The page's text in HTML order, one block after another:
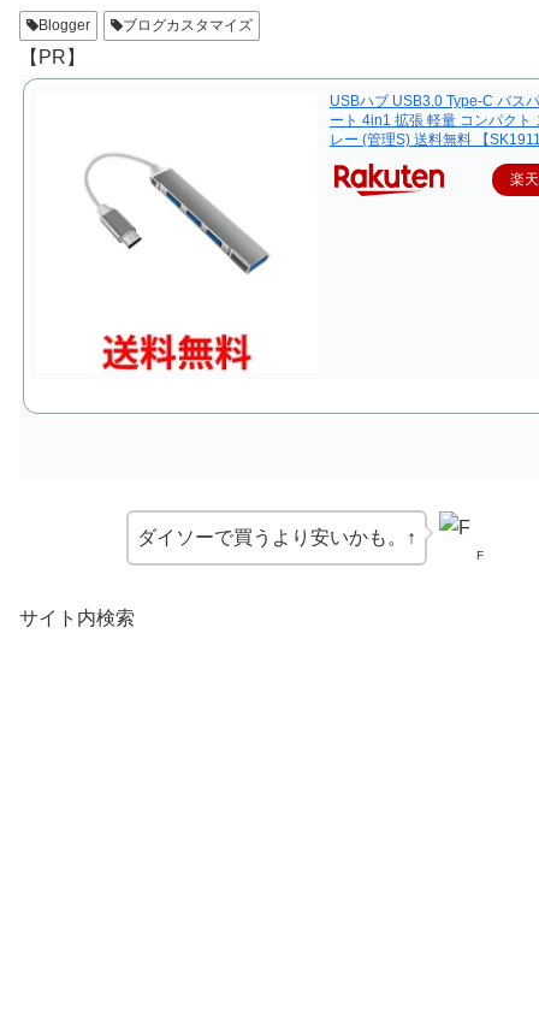
Blogger ブログカスタマイズ
【PR】
USBハブ USB3.0 Type-C バス
ート 4in1 拡張 軽量 コンパクト
レー (管理S) 送料無料 【
楽
F
ダイソーで買うより安いかも。↑
サイト内検索